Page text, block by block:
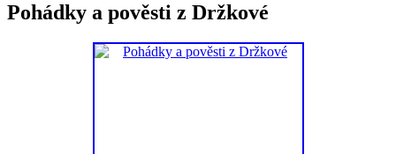
Pohádky a pověsti z Držkové